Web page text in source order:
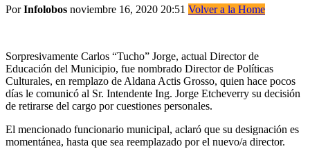
PorInfolobos noviembre 16, 2020 20:51 Volver a la Home
Sorpresivamente Carlos “Tucho” Jorge, actual Director de
Educación del Municipio, fue nombrado Director de Políticas
Culturales, en remplazo de Aldana Actis Grosso, quien hace pocos
días le comunicó al Sr. Intendente Ing. Jorge Etcheverry su decisión
de retirarse del cargo por cuestiones personales.
El mencionado funcionario municipal, aclaró que su designación es
momentánea, hasta que sea reemplazado por el nuevo/a director.